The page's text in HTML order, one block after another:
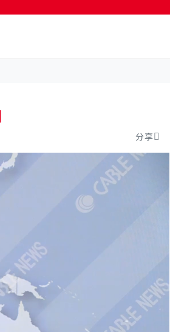
分享